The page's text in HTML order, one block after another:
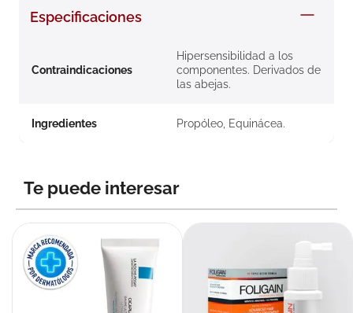
Especificaciones
Contraindicaciones
Hipersensibilidad a los
componentes. Derivados de
las abejas.
Ingredientes Propóleo, Equinácea.
Te puede interesar
10.pañales